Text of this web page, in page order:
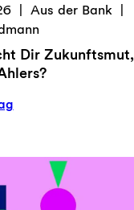
Aus der Bank
Dir Zukunftsmut,
:
Dir
Zukunftsmut,
Michael